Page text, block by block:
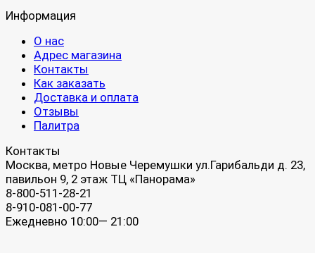
Информация
О нас
Адрес магазина
Контакты
Как заказать
Доставка и оплата
Отзывы
Палитра
Контакты
Москва, метро Новые Черемушки ул.Гарибальди д. 23,
павильон 9, 2 этаж ТЦ «Панорама»
8-800-511-28-21
8-910-081-00-77
Ежедневно 10:00— 21:00